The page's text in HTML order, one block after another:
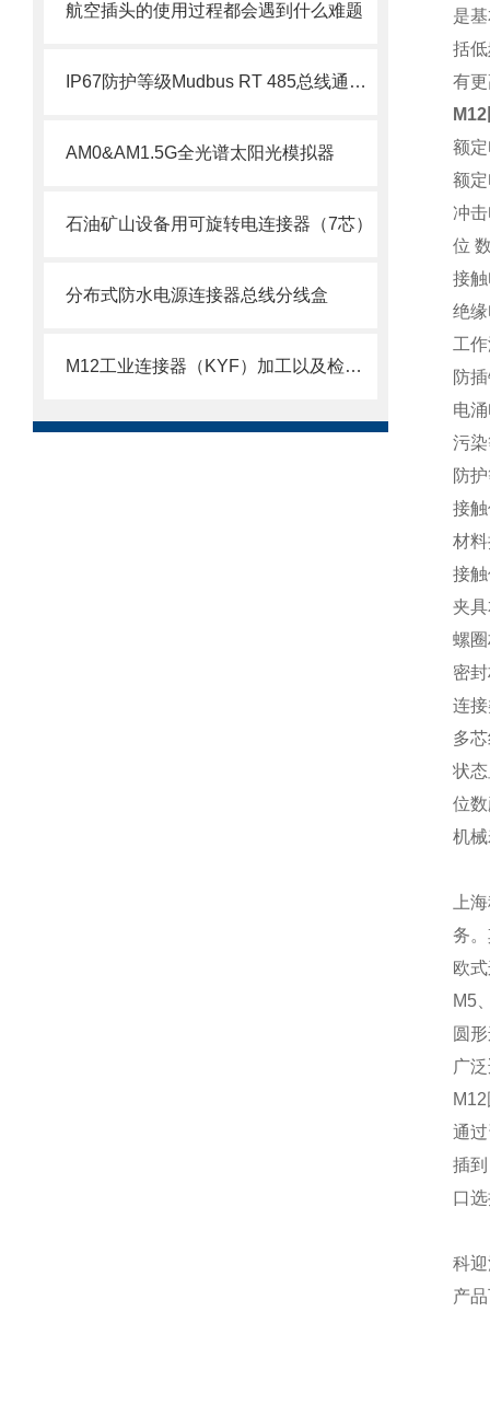
航空插头的使用过程都会遇到什么难题
IP67防护等级Mudbus RT 485总线通信模块分线盒
AM0&AM1.5G全光谱太阳光模拟器
石油矿山设备用可旋转电连接器（7芯）
分布式防水电源连接器总线分线盒
M12工业连接器（KYF）加工以及检测工艺
是
括
有
额
额
冲
位
接
绝
工
防
电
污
防
接
材
接
夹
螺
密
连
多
状
位
机
上
务
欧
M5
圆
广
通
插
口
科
产